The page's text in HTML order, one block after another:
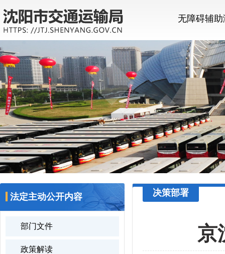
无障碍辅
法定主动公开内容
部门文件
政策解读
决策部署
京